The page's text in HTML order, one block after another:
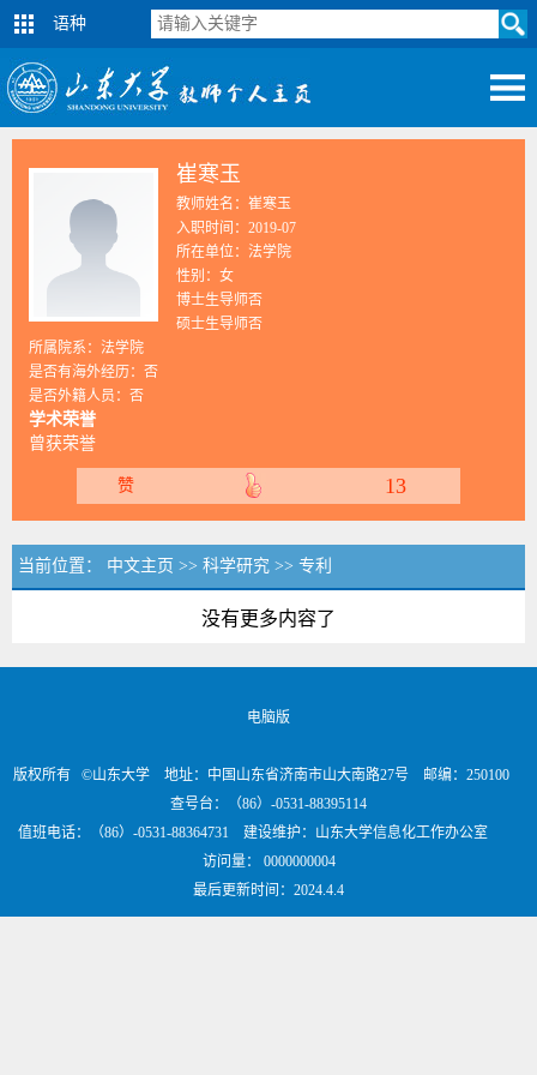
语种
崔寒玉
教师姓名：崔寒玉
入职时间：2019-07
所在单位：法学院
性别：女
博士生导师否
硕士生导师否
所属院系：法学院
是否有海外经历：否
是否外籍人员：否
学术荣誉
曾获荣誉
赞 13
当前位置： 中文主页 >> 科学研究 >> 专利
没有更多内容了
电脑版
版权所有 ©山东大学 地址：中国山东省济南市山大南路27号 邮编：250100
查号台：（86）-0531-88395114
值班电话：（86）-0531-88364731 建设维护：山东大学信息化工作办公室
访问量： 0000000004
最后更新时间： 2024.4.4